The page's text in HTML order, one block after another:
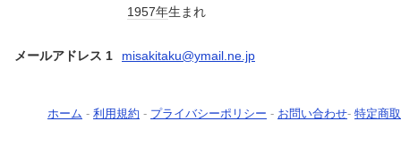
1957年生まれ
メールアドレス 1 misakitaku@ymail.ne.jp
ホーム - 利用規約 - プライバシーポリシー - お問い合わせ- 特定商